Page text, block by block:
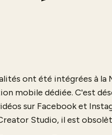
ont été intégrées à la
mobile dédiée. C'est
sur Facebook et
Studio, il est